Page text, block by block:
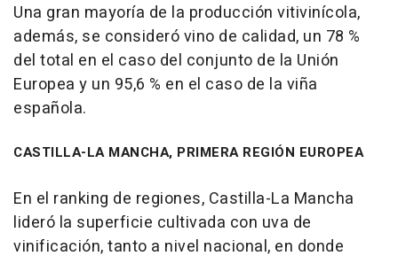
Una gran mayoría de la producción vitivinícola,
además, se consideró vino de calidad, un 78 %
del total en el caso del conjunto de la Unión
Europea y un 95,6 % en el caso de la viña
española.
CASTILLA-LA MANCHA, PRIMERA REGIÓN EUROPEA
En el ranking de regiones, Castilla-La Mancha
lideró la superficie cultivada con uva de
vinificación, tanto a nivel nacional, en donde